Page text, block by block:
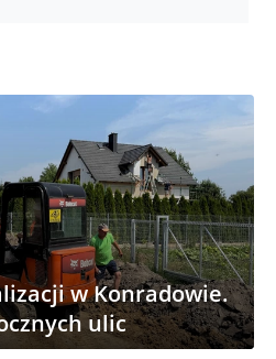
w Konradowie.
ulic